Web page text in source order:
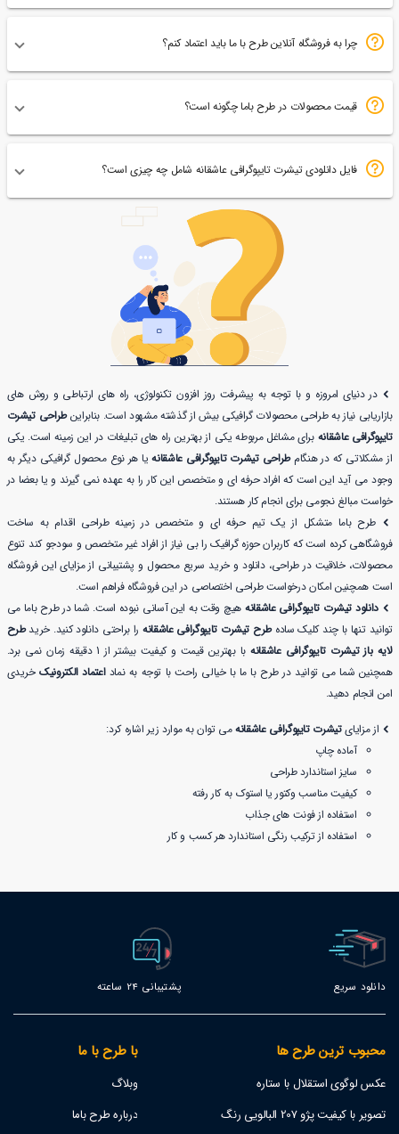
چرا به فروشگاه آنلاین طرح با ما باید اعتماد کنم؟
قیمت محصولات در طرح باما چگونه است؟
فایل دانلودی تیشرت تایپوگرافی عاشقانه شامل چه چیزی است؟
در دنیای امروزه و با توجه به پیشرفت روز افزون تکنولوژی، راه های ارتباطی و روش های
بازاریابی نیاز به طراحی محصولات گرافیکی بیش از گذشته مشهود است. بنابراینطراحی تیشرت
تایپوگرافی عاشقانه برای مشاغل مربوطه یکی از بهترین راه های تبلیغات در این زمینه است. یکی
از مشکلاتی که در هنگامطراحی تیشرت تایپوگرافی عاشقانه یا هر نوع محصول گرافیکی دیگر به
وجود می آید این است که افراد حرفه ای و متخصص این کار را به عهده نمی گیرند و یا بعضا در
خواست مبالغ نجومی برای انجام کار هستند.
طرح باما متشکل از یک تیم حرفه ای و متخصص در زمینه طراحی اقدام به ساخت
فروشگاهی کرده است که کاربران حوزه گرافیک را بی نیاز از افراد غیر متخصص و سودجو کند تنوع
محصولات، خلاقیت در طراحی، دانلود و خرید سریع محصول و پشتیبانی از مزایای این فروشگاه
است همچنین امکان درخواست طراحی اختصاصی در این فروشگاه فراهم است.
دانلود تیشرت تایپوگرافی عاشقانه هیچ وقت به این آسانی نبوده است. شما در طرح باما می
توانید تنها با چند کلیک سادهطرح تیشرت تایپوگرافی عاشقانه را براحتی دانلود کنید. خریدطرح
لایه باز تیشرت تایپوگرافی عاشقانه
با بهترین قیمت و کیفیت بیشتر از 1 دقیقه زمان نمی برد.
همچنین شما می توانید در طرح با ما با خیالی راحت با توجه به نماداعتماد الکترونیکخریدی
امن انجام دهید.
از مزایایتیشرت تایپوگرافی عاشقانهمی توان به موارد زیر اشاره کرد:
آماده چاپ
سایز استاندارد طراحی
کیفیت مناسب وکتور یا استوک به کار رفته
استفاده از فونت های جذاب
استفاده از ترکیب رنگی استاندارد هر کسب و کار
دانلود سریع پشتیبانی 24 ساعته
محبوب ترین طرح ها
عکس لوگوی استقلال با ستاره
تصویر با کیفیت پژو 207 البالویی رنگ
با طرح با ما
وبلاگ
درباره طرح باما